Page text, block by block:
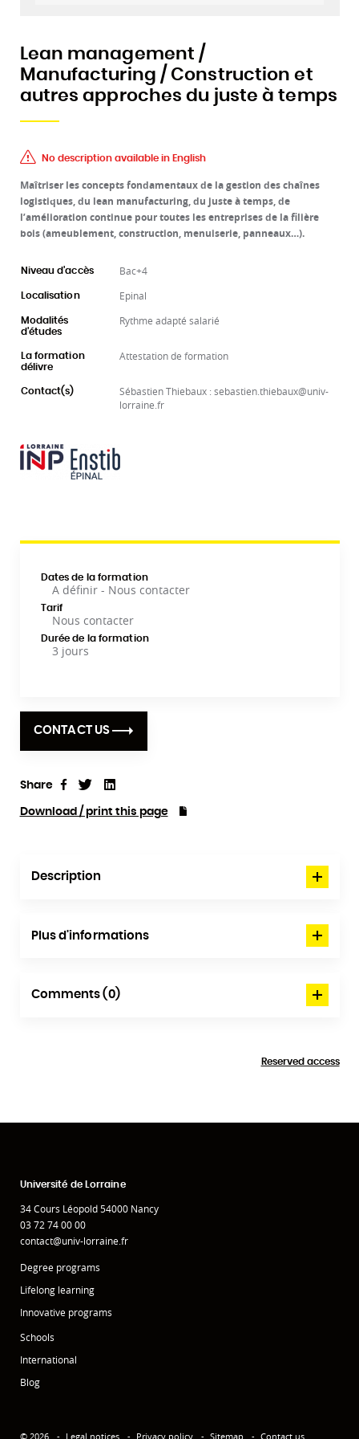
Lean management /
Manufacturing / Construction et
autres approches du juste à temps
No description available in English
Maîtriser les concepts fondamentaux de la gestion des chaînes
logistiques, du lean manufacturing, du juste à temps, de
l’amélioration continue pour toutes les entreprises de la filière
bois (ameublement, construction, menuiserie, panneaux…).
Niveau d'accès Bac+4
Localisation Epinal
Modalités
d'études
Rythme adapté salarié
La formation
délivre
Attestation de formation
Contact(s)
Sébastien Thiebaux : sebastien.thiebaux@univ-
lorraine.fr
Dates de la formation
A définir - Nous contacter
Tarif
Nous contacter
Durée de la formation
3 jours
CONTACT US
Share ShareTweet
Download / print this page
Description
Plus d'informations
Comments (0)
Reserved access
Université de Lorraine
34 Cours Léopold 54000 Nancy
03 72 74 00 00
contact@univ-lorraine.fr
Degree programs
Lifelong learning
Innovative programs
Schools
International
Blog
© 2026 Legal notices Privacy policy Sitemap Contact us